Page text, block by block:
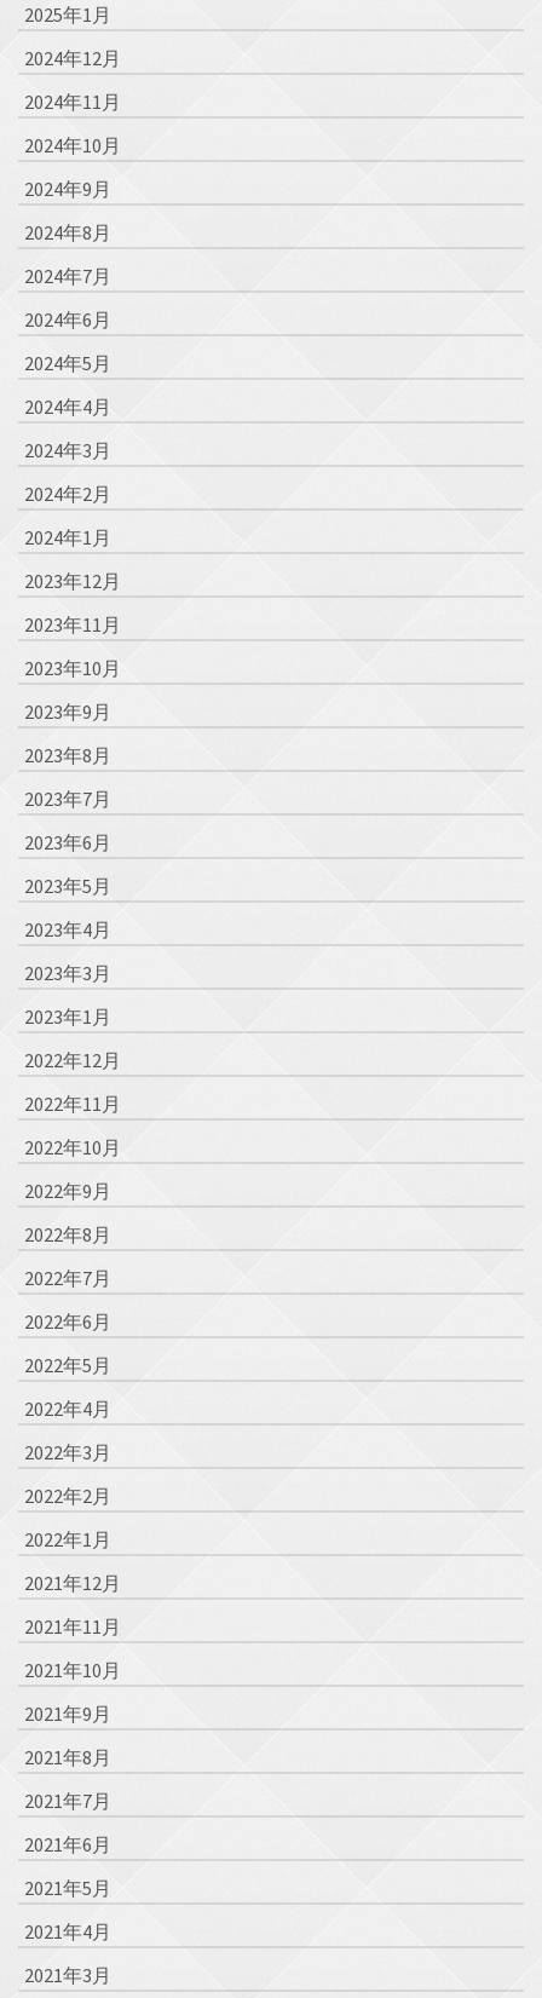
2025年1月
2024年12月
2024年11月
2024年10月
2024年9月
2024年8月
2024年7月
2024年6月
2024年5月
2024年4月
2024年3月
2024年2月
2024年1月
2023年12月
2023年11月
2023年10月
2023年9月
2023年8月
2023年7月
2023年6月
2023年5月
2023年4月
2023年3月
2023年1月
2022年12月
2022年11月
2022年10月
2022年9月
2022年8月
2022年7月
2022年6月
2022年5月
2022年4月
2022年3月
2022年2月
2022年1月
2021年12月
2021年11月
2021年10月
2021年9月
2021年8月
2021年7月
2021年6月
2021年5月
2021年4月
2021年3月